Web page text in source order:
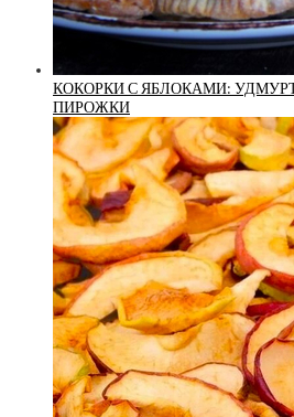
КОКОРКИ С ЯБЛОКАМИ:
ПИРОЖКИ